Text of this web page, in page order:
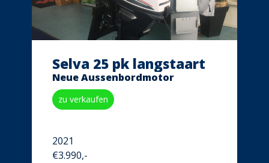
Selva 25 pk langstaart
Neue Aussenbordmotor
zu verkaufen
2021
€3.990,-